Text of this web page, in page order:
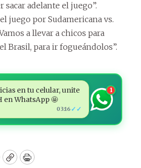
sacar adelante el juego”.
juego por Sudamericana vs.
a llevar a chicos para
Brasil, para ir fogueándolos”.
en tu celular, unite
en WhatsApp 🤩
03:16 ✓✓
1
CopyPrint